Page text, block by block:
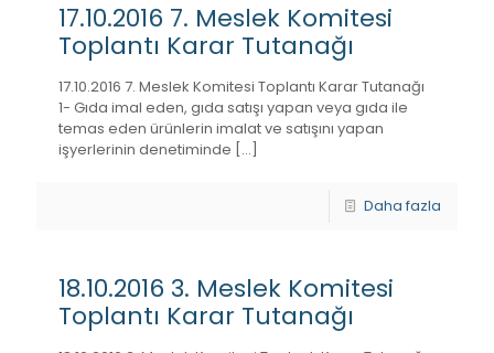
17.10.2016 7. Meslek Komitesi
Toplantı Karar Tutanağı
17.10.2016 7. Meslek Komitesi Toplantı Karar Tutanağı
1- Gıda imal eden, gıda satışı yapan veya gıda ile
temas eden ürünlerin imalat ve satışını yapan
işyerlerinin denetiminde […]
Daha fazla
18.10.2016 3. Meslek Komitesi
Toplantı Karar Tutanağı